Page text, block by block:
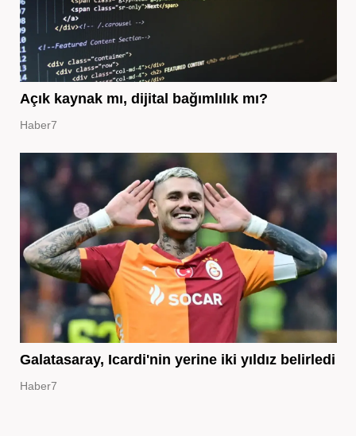
Açık kaynak mı, dijital bağımlılık mı?
Haber7
Galatasaray, Icardi'nin yerine iki yıldız belirledi
Haber7